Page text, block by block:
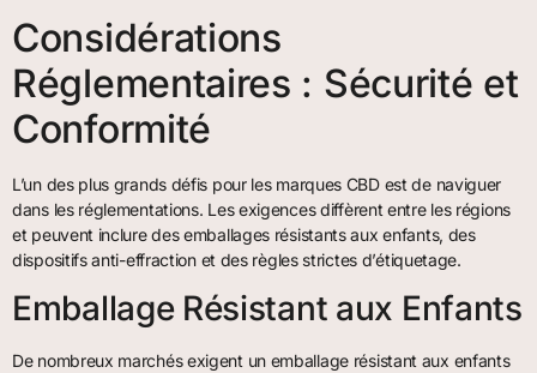
Considérations
Réglementaires : Sécurité et
Conformité
L’un des plus grands défis pour les marques CBD est de naviguer
dans les réglementations. Les exigences diffèrent entre les régions
et peuvent inclure des emballages résistants aux enfants, des
dispositifs anti-effraction et des règles strictes d’étiquetage.
Emballage Résistant aux Enfants
De nombreux marchés exigent un emballage résistant aux enfants